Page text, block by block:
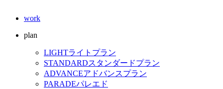
work
plan
LIGHTライトプラン
STANDARDスタンダードプラン
ADVANCEアドバンスプラン
PARADEパレエド